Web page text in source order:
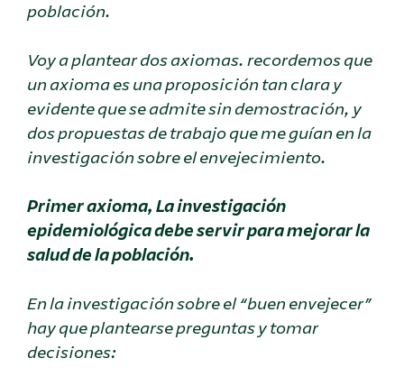
población.
Voy a plantear dos axiomas. recordemos que
un axioma es una proposicióntan clara y
evidente que se admite sin demostración, y
dos propuestas de trabajo que me guían en la
investigación sobre el envejecimiento.
Primer axioma, La investigación
epidemiológica debe servir para mejorar la
salud de la población.
En la investigación sobre el “buen envejecer”
hay que plantearse preguntas y tomar
decisiones: